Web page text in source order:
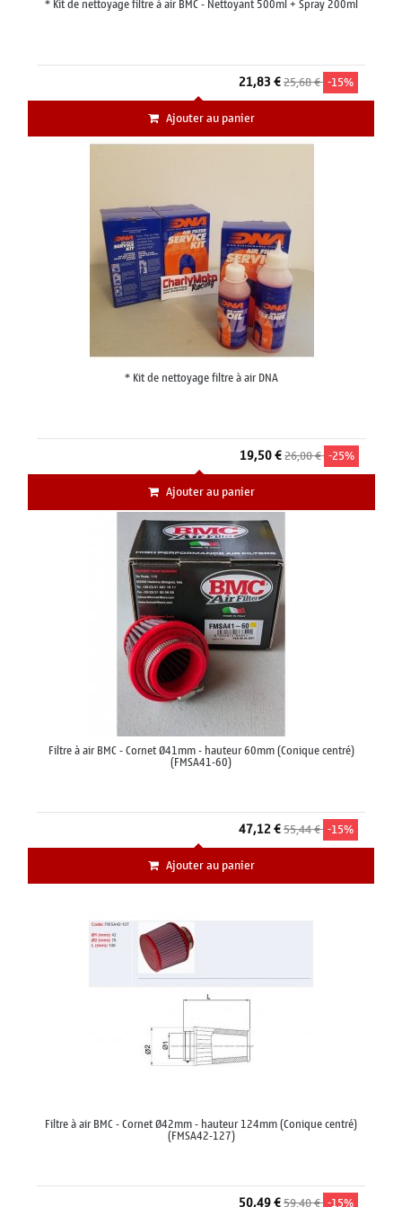
* Kit de nettoyage filtre à air BMC - Nettoyant 500ml + Spray 200ml
21,83 €25,68 € -15%
Ajouter au panier
* Kit de nettoyage filtre à air DNA
19,50 €26,00 € -25%
Ajouter au panier
Filtre à air BMC - Cornet Ø41mm - hauteur 60mm (Conique centré)
(FMSA41-60)
47,12 €55,44 € -15%
Ajouter au panier
Filtre à air BMC - Cornet Ø42mm - hauteur 124mm (Conique centré)
(FMSA42-127)